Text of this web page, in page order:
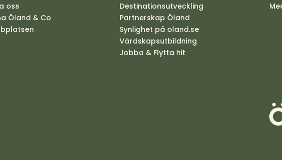
oss
Öland & Co
Destinationsutveckling
Partnerskap Öland
Synlighet på oland.se
Värdskapsutbildning
Jobba & Flytta hit